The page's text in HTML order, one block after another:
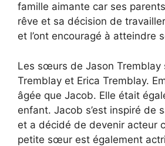
famille aimante car ses
rêve et sa décision de
et l’ont encouragé à atteindre
Les sœurs de Jason Tremblay
Tremblay et Erica Tremblay.
âgée que Jacob. Elle était
enfant. Jacob s’est inspiré de
et a décidé de devenir acteur
petite sœur est également